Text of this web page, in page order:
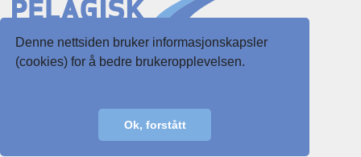
Denne nettsiden bruker informasjonskapsler
(cookies) for å bedre brukeropplevelsen.
Ok, forstått
Slottsgaten 3
post@pelagisk.net
Personvernerklæring